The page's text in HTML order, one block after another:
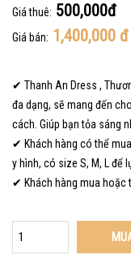
Giá thuê: 500,000đ
Giá bán: 1,400,000 đ
✔ Thanh An Dress ,
đa dạng, sẽ mang đến
cách. Giúp bạn tỏa sáng
✔ Khách hàng có thể
y hình, có size S, M, L để
✔ Khách hàng mua hoặc